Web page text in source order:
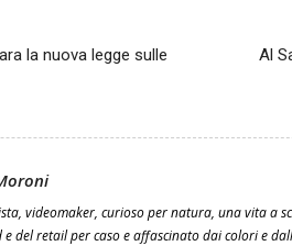
la nuova legge sulle
Al
videomaker, curioso per natura, una vita a
e del retail per caso e affascinato dai colori e